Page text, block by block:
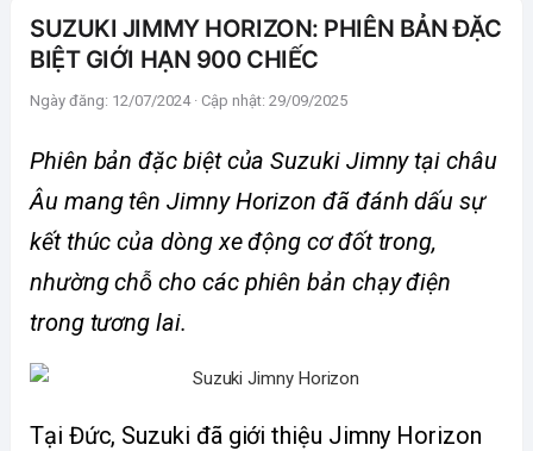
SUZUKI JIMMY HORIZON: PHIÊN BẢN ĐẶC
BIỆT GIỚI HẠN 900 CHIẾC
Ngày đăng: 12/07/2024 · Cập nhật: 29/09/2025
Phiên bản đặc biệt của Suzuki Jimny tại châu
Âu mang tên Jimny Horizon đã đánh dấu sự
kết thúc của dòng xe động cơ đốt trong,
nhường chỗ cho các phiên bản chạy điện
trong tương lai.
Tại Đức, Suzuki đã giới thiệu Jimny Horizon